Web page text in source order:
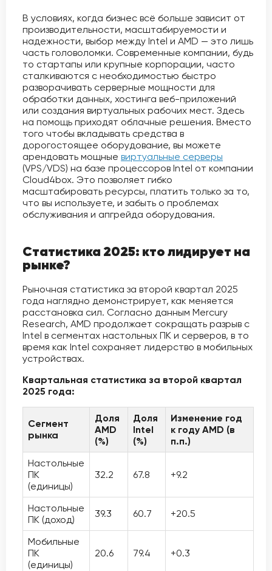
В условиях, когда бизнес всё больше зависит от
производительности, масштабируемости и
надежности, выбор между Intel и AMD — это лишь
часть головоломки. Современные компании, будь
то стартапы или крупные корпорации, часто
сталкиваются с необходимостью быстро
разворачивать серверные мощности для
обработки данных, хостинга веб-приложений
или создания виртуальных рабочих мест. Здесь
на помощь приходят облачные решения. Вместо
того чтобы вкладывать средства в
дорогостоящее оборудование, вы можете
арендовать мощные виртуальные серверы
(VPS/VDS) на базе процессоров Intel от компании
Cloud4box. Это позволяет гибко
масштабировать ресурсы, платить только за то,
что вы используете, и забыть о проблемах
обслуживания и апгрейда оборудования.
Статистика 2025: кто лидирует на
рынке?
Рыночная статистика за второй квартал 2025
года наглядно демонстрирует, как меняется
расстановка сил. Согласно данным Mercury
Research, AMD продолжает сокращать разрыв с
Intel в сегментах настольных ПК и серверов, в то
время как Intel сохраняет лидерство в мобильных
устройствах.
Квартальная статистика за второй квартал
2025 года:
Сегмент
рынка
Доля
AMD
(%)
Доля
Intel
(%)
Изменение год
к году AMD (в
п.п.)
Настольные
ПК
(единицы)
32.2 67.8 +9.2
Настольные
ПК (доход)
39.3 60.7 +20.5
Мобильные
ПК
(единицы)
20.6 79.4 +0.3